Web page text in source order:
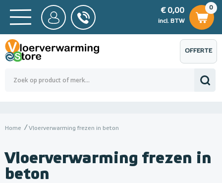
BTW
0,00
0
€ 0,00
incl. BTW
€ 0,00
OFFERTE
AANVRAGEN
Home Vloerverwarming frezen in beton
Vloerverwarming frezen in
beton